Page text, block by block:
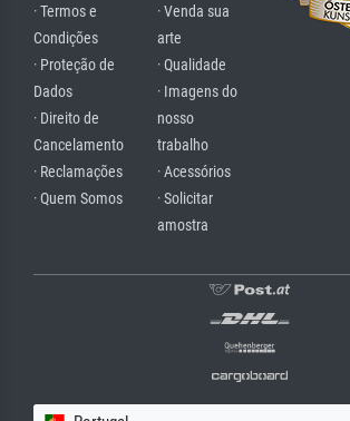
· Termos e
Condições
· Proteção de
Dados
· Direito de
Cancelamento
· Reclamações
· Quem Somos
· Venda sua
arte
· Qualidade
· Imagens do
nosso
trabalho
· Acessórios
· Solicitar
amostra